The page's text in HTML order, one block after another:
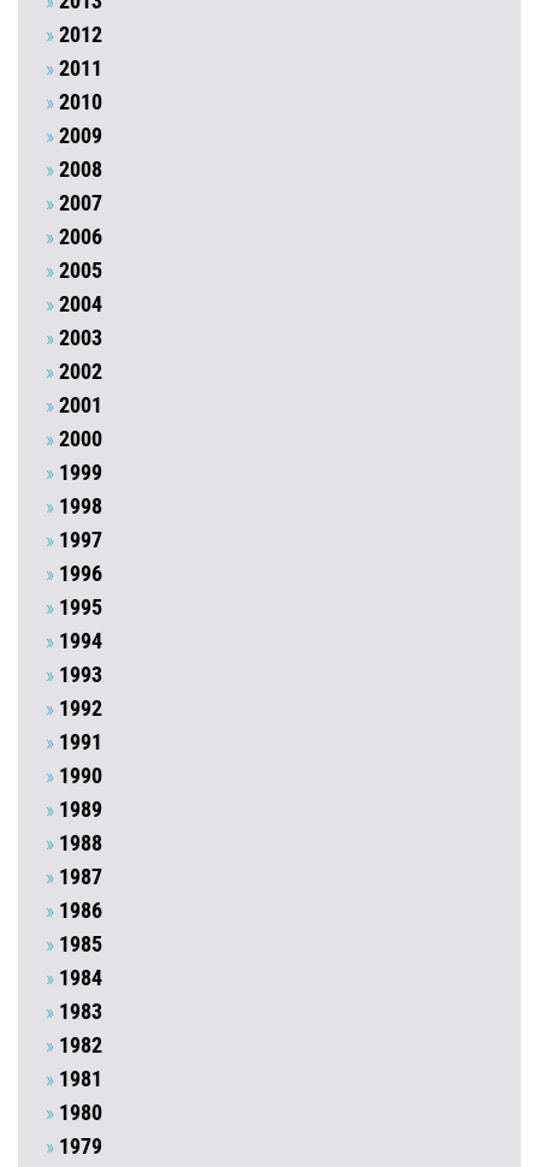
2012
2011
2010
2009
2008
2007
2006
2005
2004
2003
2002
2001
2000
1999
1998
1997
1996
1995
1994
1993
1992
1991
1990
1989
1988
1987
1986
1985
1984
1983
1982
1981
1980
1979